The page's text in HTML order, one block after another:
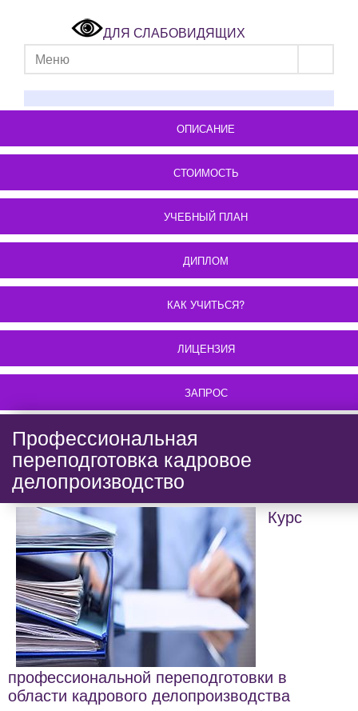
ДЛЯ СЛАБОВИДЯЩИХ
Меню
ОПИСАНИЕ
СТОИМОСТЬ
УЧЕБНЫЙ ПЛАН
ДИПЛОМ
КАК УЧИТЬСЯ?
ЛИЦЕНЗИЯ
ЗАПРОС
Профессиональная
переподготовка кадровое
делопроизводство
Курс
профессиональной переподготовки в
области кадрового делопроизводства